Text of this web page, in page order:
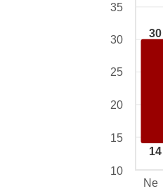
30
14
35
30
25
20
15
10
Ne